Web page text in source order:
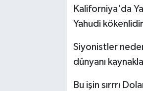
Kaliforniya'da
Yahudi
Siyonistler
dünyanı
Bu işin sırrrı